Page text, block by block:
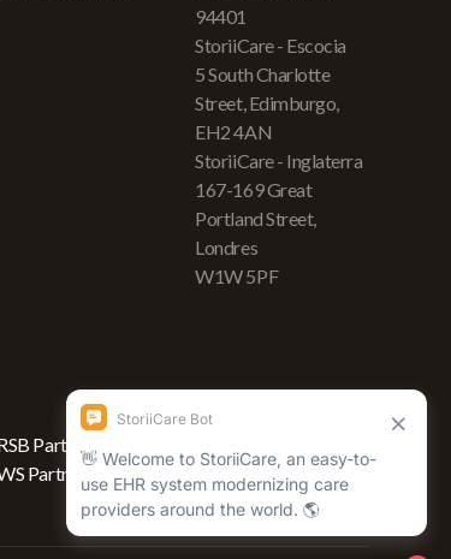
94401
StoriiCare - Escocia
5 South Charlotte
Street, Edimburgo,
EH2 4AN
StoriiCare - Inglaterra
167-169 Great
Portland Street,
Londres
W1W 5PF